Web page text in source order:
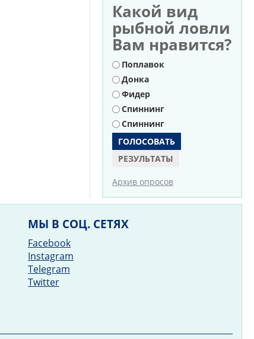
Какой вид
рыбной ловли
Вам нравится?
Варианты
Поплавок
Донка
Фидер
Спиннинг
Спиннинг
РЕЗУЛЬТАТЫ
Архив опросов
МЫ В СОЦ. СЕТЯХ
Facebook
Instagram
Telegram
Twitter